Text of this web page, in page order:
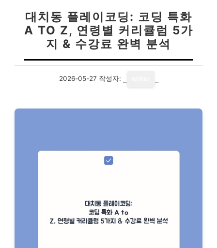
대치동 플레이코딩: 코딩 특화
A TO Z, 연령별 커리큘럼 5가
지 & 수강료 완벽 분석
2026-05-27 작성자: